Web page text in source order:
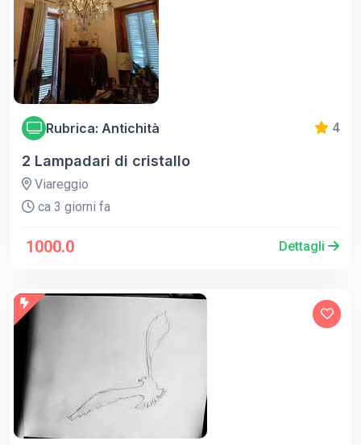
Rubrica: Antichità 4
2 Lampadari di cristallo
Viareggio
ca 3 giorni fa
1000.0 Dettagli